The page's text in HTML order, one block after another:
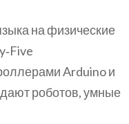
на физические
Arduino и
роботов, умные